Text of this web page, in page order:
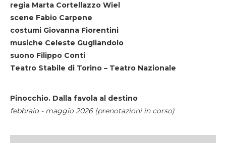
regia Marta Cortellazzo Wiel
scene Fabio Carpene
costumi Giovanna Fiorentini
musiche Celeste Gugliandolo
suono Filippo Conti
Teatro Stabile di Torino – Teatro Nazionale
Pinocchio. Dalla favola al destino
febbraio - maggio 2026 (prenotazioni in corso)